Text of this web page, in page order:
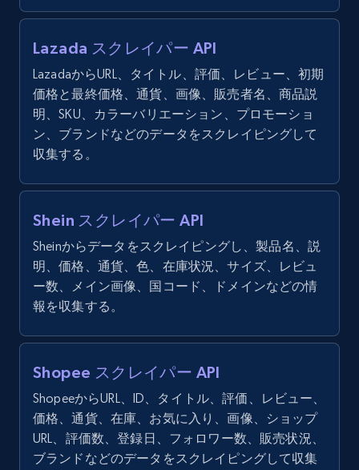
Lazada スクレイパー API
LazadaからURL、タイトル、評価、レビュー、初期
価格と最終価格、通貨、画像、販売者名、商品説
明、SKU、カラーバリエーション、プロモーショ
ン、ブランドなどのデータをスクレイピングして
収集する。
Shein スクレイパー API
Sheinからデータをスクレイピングし、製品名、説
明、価格、通貨、色、在庫状況、サイズ、レビュ
ー数、メイン画像、国コード、ドメインなどの情
報を収集する。
Shopee スクレイパー API
ShopeeからURL、ID、タイトル、評価、レビュー、
価格、通貨、在庫、お気に入り、画像、ショップ
URL、評価数、登録日、フォロワー数、販売状況、
ブランドなどのデータをスクレイピングして収集